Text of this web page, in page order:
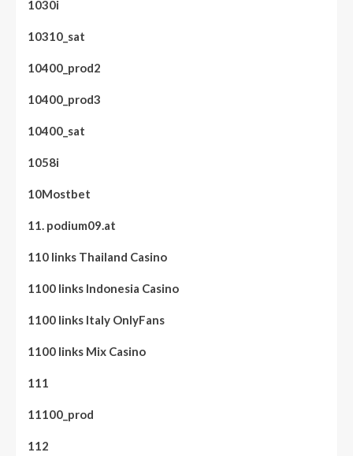
1030i
10310_sat
10400_prod2
10400_prod3
10400_sat
1058i
10Mostbet
11. podium09.at
110 links Thailand Casino
1100 links Indonesia Casino
1100 links Italy OnlyFans
1100 links Mix Casino
111
11100_prod
112